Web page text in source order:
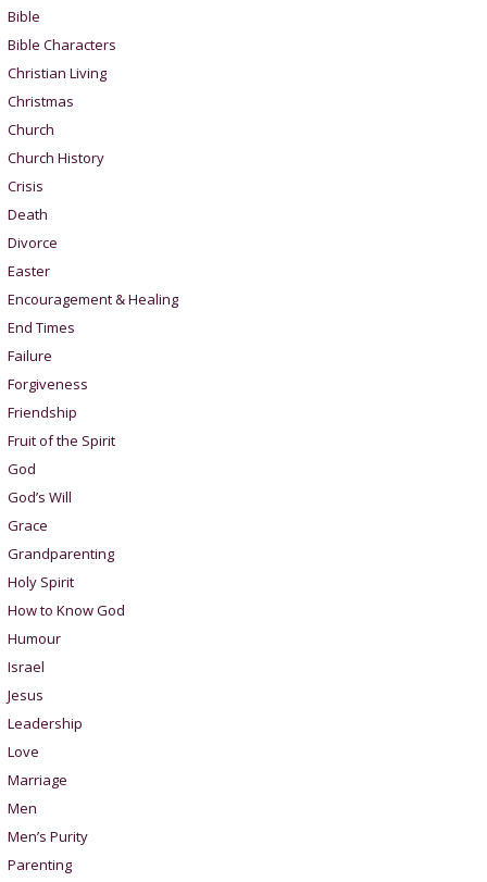
Bible
Bible Characters
Christian Living
Christmas
Church
Church History
Crisis
Death
Divorce
Easter
Encouragement & Healing
End Times
Failure
Forgiveness
Friendship
Fruit of the Spirit
God
God’s Will
Grace
Grandparenting
Holy Spirit
How to Know God
Humour
Israel
Jesus
Leadership
Love
Marriage
Men
Men’s Purity
Parenting